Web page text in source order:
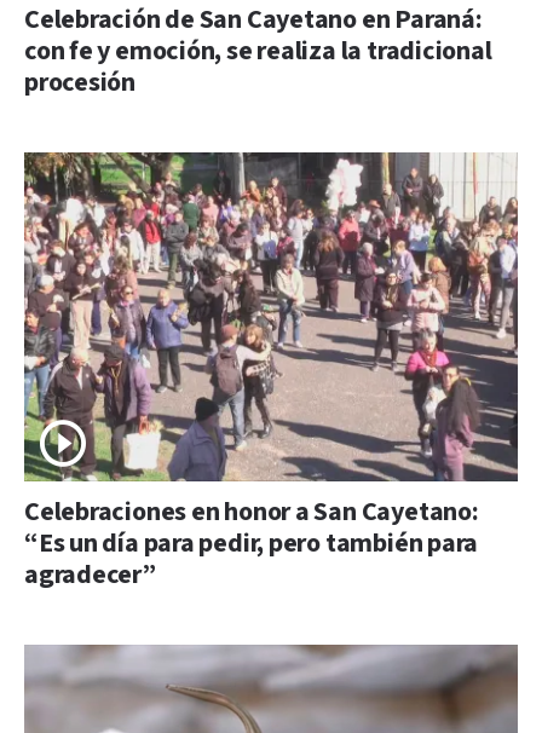
Celebración de San Cayetano en Paraná:
con fe y emoción, se realiza la tradicional
procesión
Celebraciones en honor a San Cayetano:
“Es un día para pedir, pero también para
agradecer”